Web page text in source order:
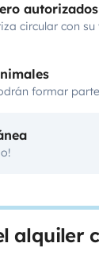
autorizados
circular con su
formar
alquiler